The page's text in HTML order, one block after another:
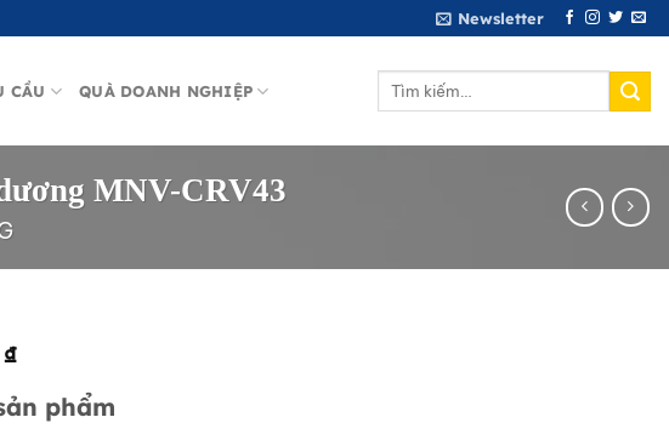
Newsletter
CẦU QUÀ DOANH NGHIỆP
Tìm
MNV-CRV43
₫
phẩm